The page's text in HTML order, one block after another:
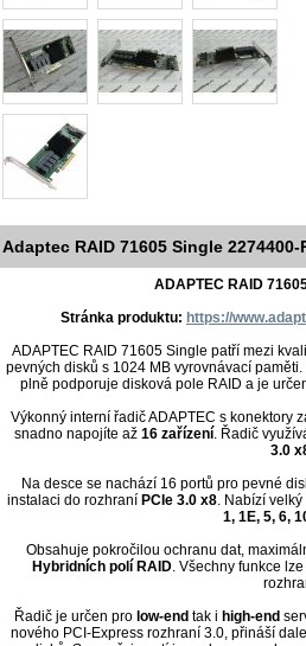
Adaptec RAID 71605 Single 2274400-
ADAPTEC RAID
Stránka produktu: https://
ADAPTEC RAID 71605 Single patří mezi
pevných disků s 1024 MB vyrovnávací paměti.
plně podporuje disková pole RAID a je
Výkonný interní řadič ADAPTEC s konektory
snadno napojíte až 16 zařízení. Řadič
3.0
Na desce se nachází 16 portů pro pevné
instalaci do rozhraní PCIe 3.0 x8. Nabízí
1, 1E, 5, 6,
Obsahuje pokročilou ochranu dat,
Hybridních polí RAID. Všechny funkce
Řadič je určen pro low-end tak i high-end
nového PCI-Express rozhraní 3.0, přináší